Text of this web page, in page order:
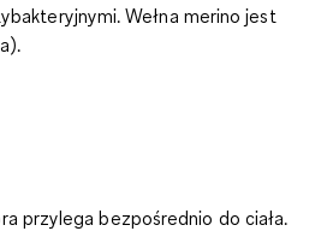
Wełna merino jest
.
przylega bezpośrednio do ciała.